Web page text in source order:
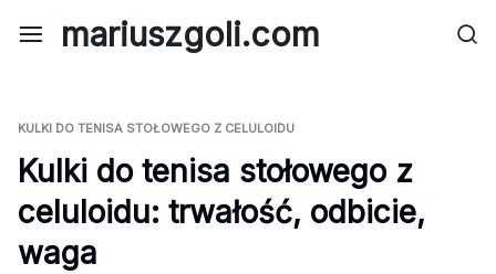
mariuszgoli.com
KULKI DO TENISA STOŁOWEGO Z CELULOIDU
Kulki do tenisa stołowego z
celuloidu: trwałość, odbicie,
waga